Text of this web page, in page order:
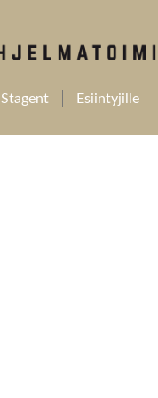
Stagent Esiintyjille